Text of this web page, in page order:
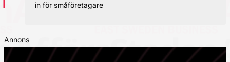
in för småföretagare
Annons